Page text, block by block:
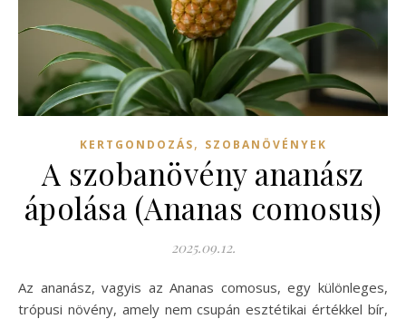
KERTGONDOZÁS, SZOBANÖVÉNYEK
A szobanövény ananász
ápolása (Ananas comosus)
2025.09.12.
Az ananász, vagyis az Ananas comosus, egy különleges,
trópusi növény, amely nem csupán esztétikai értékkel bír,